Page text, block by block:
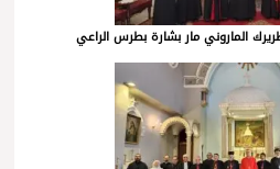
الماروني مار بشارة بطرس الراعي